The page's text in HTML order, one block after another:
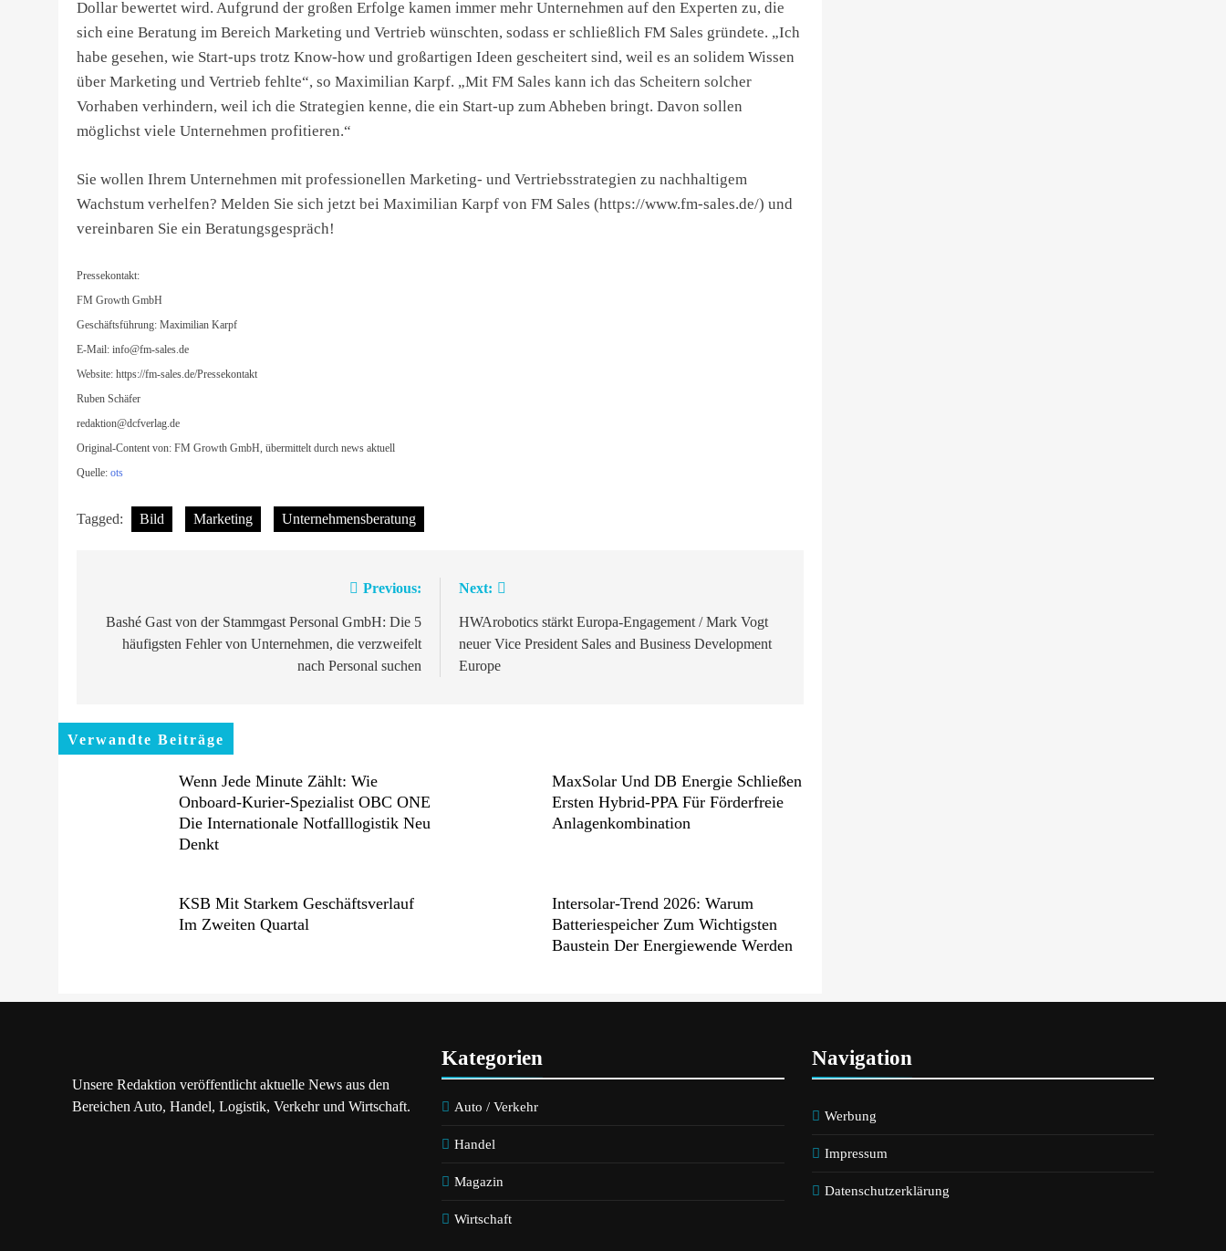
Dollar bewertet wird. Aufgrund der großen Erfolge kamen immer mehr Unternehmen auf den Experten zu, die
sich eine Beratung im Bereich Marketing und Vertrieb wünschten, sodass er schließlich FM Sales gründete. „Ich
habe gesehen, wie Start-ups trotz Know-how und großartigen Ideen gescheitert sind, weil es an solidem Wissen
über Marketing und Vertrieb fehlte“, so Maximilian Karpf. „Mit FM Sales kann ich das Scheitern solcher
Vorhaben verhindern, weil ich die Strategien kenne, die ein Start-up zum Abheben bringt. Davon sollen
möglichst viele Unternehmen profitieren.“
Sie wollen Ihrem Unternehmen mit professionellen Marketing- und Vertriebsstrategien zu nachhaltigem
Wachstum verhelfen? Melden Sie sich jetzt bei Maximilian Karpf von FM Sales (https://www.fm-sales.de/) und
vereinbaren Sie ein Beratungsgespräch!
Pressekontakt:
FM Growth GmbH
Geschäftsführung: Maximilian Karpf
E-Mail: info@fm-sales.de
Website: https://fm-sales.de/Pressekontakt
Ruben Schäfer
redaktion@dcfverlag.de
Original-Content von: FM Growth GmbH, übermittelt durch news aktuell
Quelle: ots
Tagged: Bild Marketing Unternehmensberatung
Previous:
Bashé Gast von der Stammgast Personal GmbH: Die 5
häufigsten Fehler von Unternehmen, die verzweifelt
nach Personal suchen
Next:
HWArobotics stärkt Europa-Engagement / Mark Vogt
neuer Vice President Sales and Business Development
Europe
Verwandte Beiträge
Wenn Jede Minute Zählt: Wie
Onboard-Kurier-Spezialist OBC ONE
Die Internationale Notfalllogistik Neu
Denkt
MaxSolar Und DB Energie Schließen
Ersten Hybrid-PPA Für Förderfreie
Anlagenkombination
KSB Mit Starkem Geschäftsverlauf
Im Zweiten Quartal
Intersolar-Trend 2026: Warum
Batteriespeicher Zum Wichtigsten
Baustein Der Energiewende Werden
Unsere Redaktion veröffentlicht aktuelle News aus den
Bereichen Auto, Handel, Logistik, Verkehr und Wirtschaft.
Kategorien
Auto / Verkehr
Handel
Magazin
Wirtschaft
Navigation
Werbung
Impressum
Datenschutzerklärung